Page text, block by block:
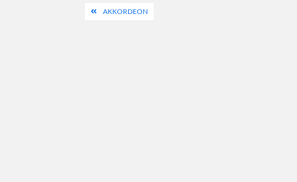
PostAKKORDEON